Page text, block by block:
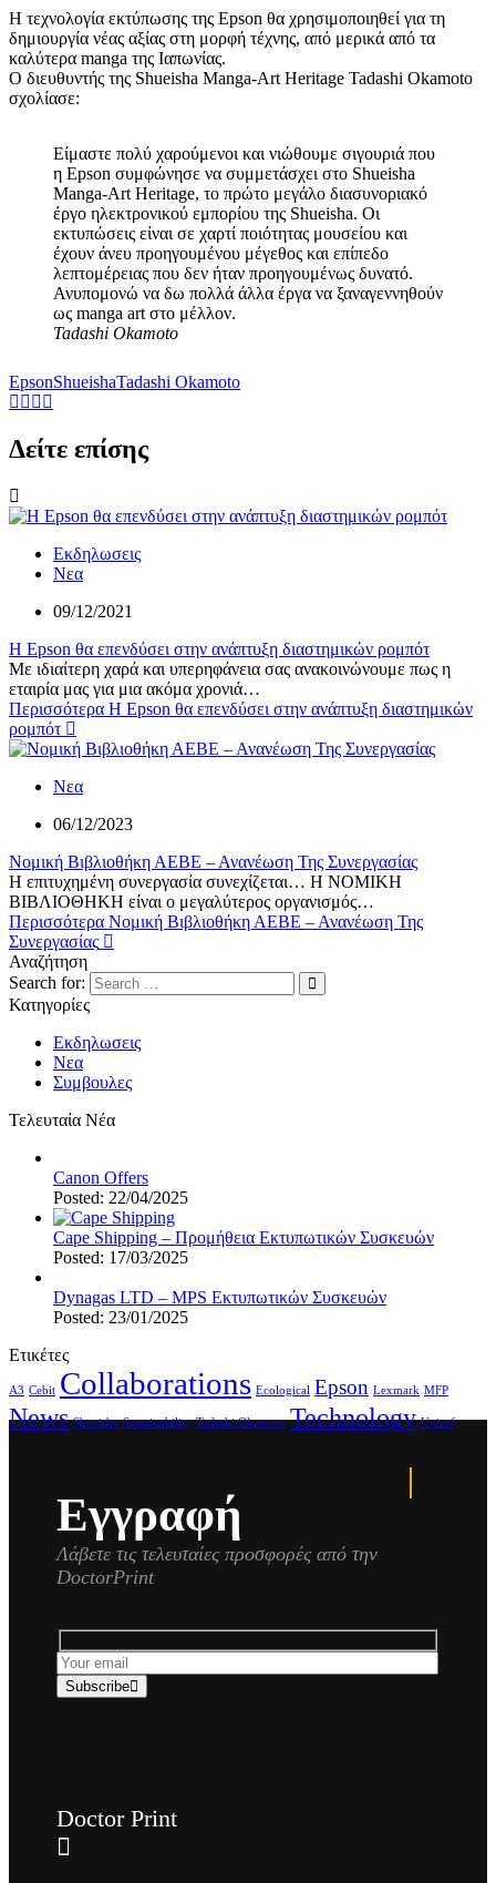
Η τεχνολογία εκτύπωσης της Epson θα χρησιμοποιηθεί για τη
δημιουργία νέας αξίας στη μορφή τέχνης, από μερικά από τα
καλύτερα manga της Ιαπωνίας.
Ο διευθυντής της Shueisha Manga-Art Heritage Tadashi Okamoto
σχολίασε:
Είμαστε πολύ χαρούμενοι και νιώθουμε σιγουριά που
η Epson συμφώνησε να συμμετάσχει στο Shueisha
Manga-Art Heritage, το πρώτο μεγάλο διασυνοριακό
έργο ηλεκτρονικού εμπορίου της Shueisha. Οι
εκτυπώσεις είναι σε χαρτί ποιότητας μουσείου και
έχουν άνευ προηγουμένου μέγεθος και επίπεδο
λεπτομέρειας που δεν ήταν προηγουμένως δυνατό.
Ανυπομονώ να δω πολλά άλλα έργα να ξαναγεννηθούν
ως manga art στο μέλλον.
Tadashi Okamoto
EpsonShueishaTadashi Okamoto
Δείτε επίσης
Εκδηλωσεις
Νεα
09/12/2021
Η Epson θα επενδύσει στην ανάπτυξη διαστημικών ρομπότ
Με ιδιαίτερη χαρά και υπερηφάνεια σας ανακοινώνουμε πως η
εταιρία μας για μια ακόμα χρονιά…
Περισσότερα Η Epson θα επενδύσει στην ανάπτυξη διαστημικών
ρομπότ
Νεα
06/12/2023
Νομική Βιβλιοθήκη ΑΕΒΕ – Ανανέωση Της Συνεργασίας
Η επιτυχημένη συνεργασία συνεχίζεται… Η ΝΟΜΙΚΗ
ΒΙΒΛΙΟΘΗΚΗ είναι ο μεγαλύτερος οργανισμός…
Περισσότερα Νομική Βιβλιοθήκη ΑΕΒΕ – Ανανέωση Της
Συνεργασίας
Αναζήτηση
Search for:
Κατηγορίες
Εκδηλωσεις
Νεα
Συμβουλες
Τελευταία Νέα
Canon Offers
Posted: 22/04/2025
Cape Shipping – Προμήθεια Εκτυπωτικών Συσκευών
Posted: 17/03/2025
Dynagas LTD – MPS Εκτυπωτικών Συσκευών
Posted: 23/01/2025
Ετικέτες
A3 Cebit Collaborations Ecological Epson Lexmark MFP
News Shueisha Sustainability Tadashi Okamoto Technology Unicef
Εγγραφή
Λάβετε τις τελευταίες προσφορές από την
DoctorPrint
Subscribe
Doctor Print